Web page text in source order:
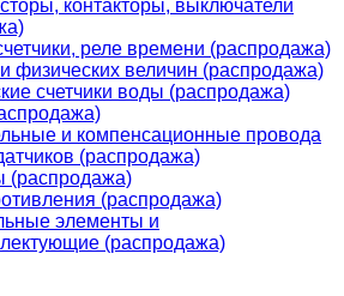
контакторы, выключатели
реле времени (распродажа)
физических величин (распродажа)
счетчики воды (распродажа)
и компенсационные провода
(распродажа)
(распродажа)
(распродажа)
элементы и
(распродажа)